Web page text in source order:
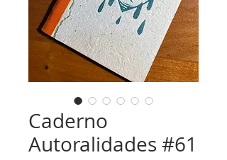
Caderno
Autoralidades #61